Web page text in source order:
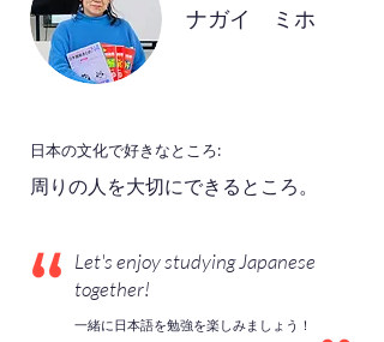
ナガイ ミホ
日本の文化で好きなところ:
周りの人を大切にできるところ。
Let's enjoy studying Japanese
together!
一緒に日本語を勉強を楽しみましょう！